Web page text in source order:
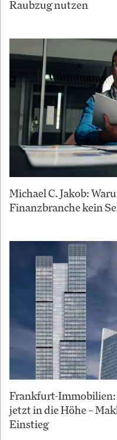
Raubzug nutzen
Michael C. Jakob:
Finanzbranche kein
Frankfurt-Immobilien:
jetzt in die Höhe –
Einstieg